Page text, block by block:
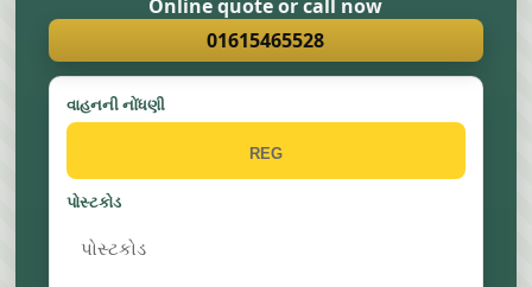
Online quote or call now
01615465528
વાહનની નોંધણી
પોસ્ટકોડ